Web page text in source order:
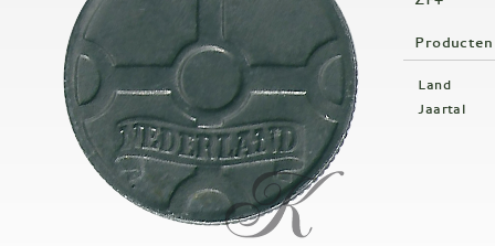
Land
Jaartal